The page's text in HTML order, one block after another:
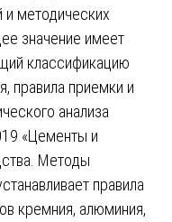
и методических
значение имеет
классификацию
правила приемки и
анализа
«Цементы и
Методы
правила
кремния, алюминия,